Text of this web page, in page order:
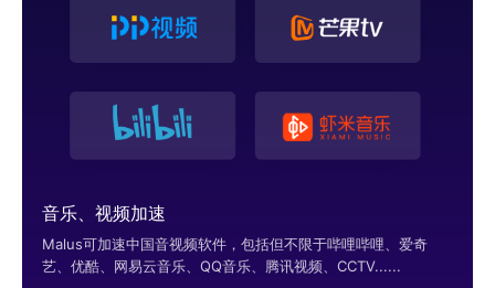
音乐、视频加速
Malus可加速中国音视频软件，包括但不限于哔哩哔哩、爱奇
艺、优酷、网易云音乐、QQ音乐、腾讯视频、CCTV......